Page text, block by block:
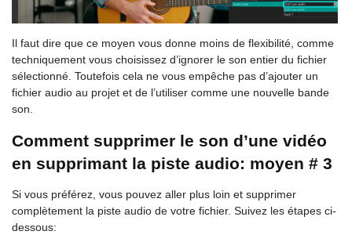
Il faut dire que ce moyen vous donne moins de flexibilité, comme
techniquement vous choisissez d’ignorer le son entier du fichier
sélectionné. Toutefois cela ne vous empêche pas d’ajouter un
fichier audio au projet et de l’utiliser comme une nouvelle bande
son.
Comment supprimer le son d’une vidéo
en supprimant la piste audio: moyen # 3
Si vous préférez, vous pouvez aller plus loin et supprimer
complètement la piste audio de votre fichier. Suivez les étapes ci-
dessous: